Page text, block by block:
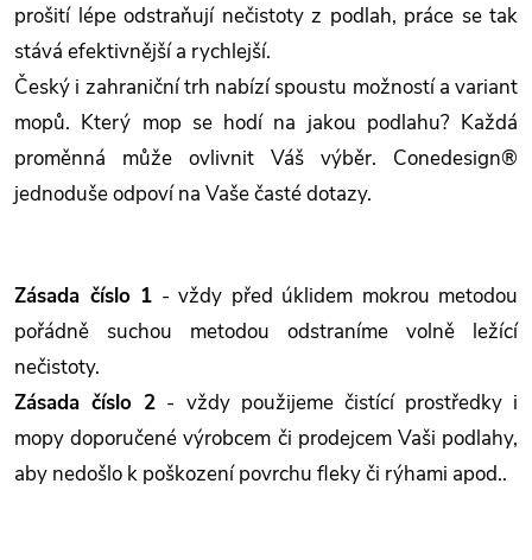
prošití lépe odstraňují nečistoty z podlah, práce se tak
stává efektivnější a rychlejší.
Český i zahraniční trh nabízí spoustu možností a variant
mopů. Který mop se hodí na jakou podlahu? Každá
proměnná může ovlivnit Váš výběr. Conedesign®
jednoduše odpoví na Vaše časté dotazy.
Zásada číslo 1 - vždy před úklidem mokrou metodou
pořádně suchou metodou odstraníme volně ležící
nečistoty.
Zásada číslo 2 - vždy použijeme čistící prostředky i
mopy doporučené výrobcem či prodejcem Vaši podlahy,
aby nedošlo k poškození povrchu fleky či rýhami apod..